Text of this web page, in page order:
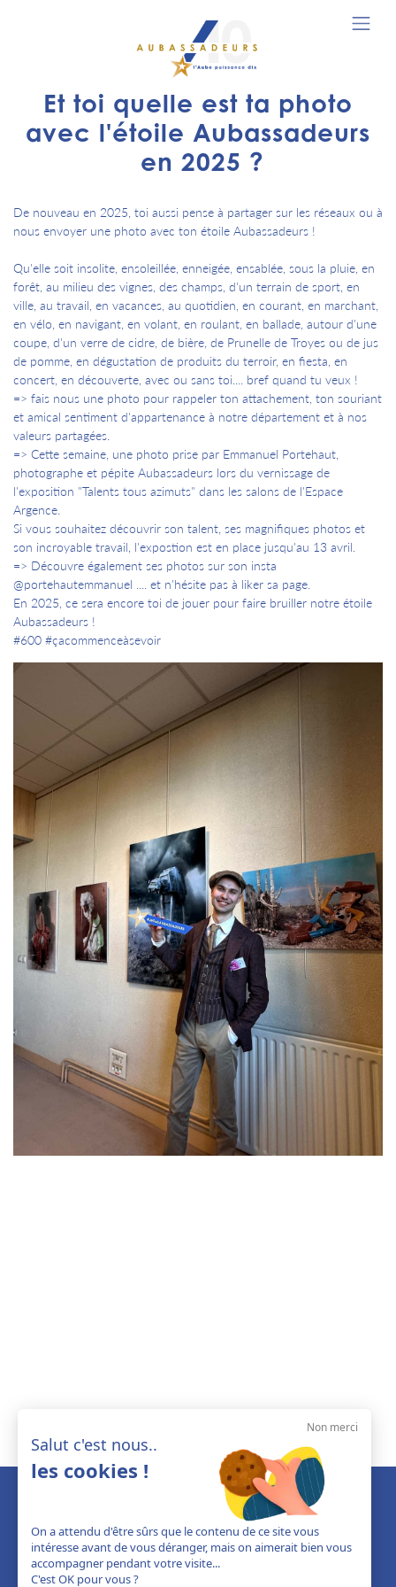
Et toi quelle est ta photo
avec l'étoile Aubassadeurs
en 2025 ?
De nouveau en 2025, toi aussi pense à partager sur les réseaux ou à
nous envoyer une photo avec ton étoile Aubassadeurs !
Qu'elle soit insolite, ensoleillée, enneigée, ensablée, sous la pluie, en
forêt, au milieu des vignes, des champs, d'un terrain de sport, en
ville, au travail, en vacances, au quotidien, en courant, en marchant,
en vélo, en navigant, en volant, en roulant, en ballade, autour d'une
coupe, d'un verre de cidre, de bière, de Prunelle de Troyes ou de jus
de pomme, en dégustation de produits du terroir, en fiesta, en
concert, en découverte, avec ou sans toi.... bref quand tu veux !
=> fais nous une photo pour rappeler ton attachement, ton souriant
et amical sentiment d'appartenance à notre département et à nos
valeurs partagées.
=> Cette semaine, une photo prise par Emmanuel Portehaut,
photographe et pépite Aubassadeurs lors du vernissage de
l'exposition "Talents tous azimuts" dans les salons de l'Espace
Argence.
Si vous souhaitez découvrir son talent, ses magnifiques photos et
son incroyable travail, l'expostion est en place jusqu'au 13 avril.
=> Découvre également ses photos sur son insta
@portehautemmanuel .... et n'hésite pas à liker sa page.
En 2025, ce sera encore toi de jouer pour faire bruiller notre étoile
Aubassadeurs !
#600 #çacommenceàsevoir
Non merci
Salut c'est nous..
les cookies !
On a attendu d'être sûrs que le contenu de ce site vous
intéresse avant de vous déranger, mais on aimerait bien vous
accompagner pendant votre visite...
C'est OK pour vous ?